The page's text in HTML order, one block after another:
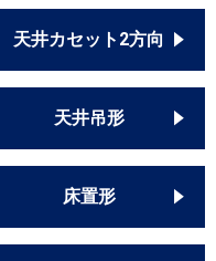
天井カセット2方向
天井吊形
床置形